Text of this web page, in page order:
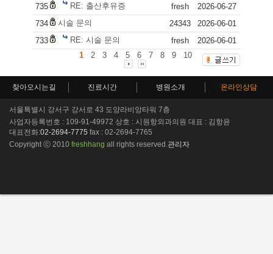
735
RE: 출산후유증 fresh
2026-06-27
734
시술 문의 24343
2026-06-01
733
RE: 시술 문의 fresh
2026-06-01
1
2 3 4 5 6 7 8 9 10
찾아오시는길 진료시간 병원소개 온라인상담
서울특별시 강서구 강서로 43 도양라비앙타워 7층
사업자등록번호 : 109-91-49972 상호 : 시원항외과의원 대표 : 김항윤
대표전화:02-2694-7775 fax : 02-2694-7765
Copyright ⓒ 2010 freshhang all rights reserved. 관리자